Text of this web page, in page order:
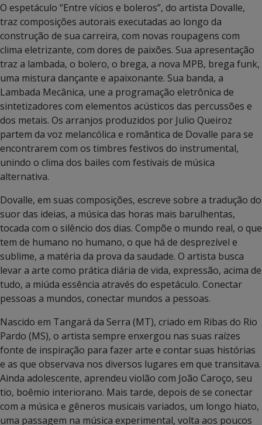
O espetáculo “Entre vícios e boleros”, do artista Dovalle,
traz composições autorais executadas ao longo da
construção de sua carreira, com novas roupagens com
clima eletrizante, com dores de paixões. Sua apresentação
traz a lambada, o bolero, o brega, a nova MPB, brega funk,
uma mistura dançante e apaixonante. Sua banda, a
Lambada Mecânica, une a programação eletrônica de
sintetizadores com elementos acústicos das percussões e
dos metais. Os arranjos produzidos por Julio Queiroz
partem da voz melancólica e romântica de Dovalle para se
encontrarem com os timbres festivos do instrumental,
unindo o clima dos bailes com festivais de música
alternativa.
Dovalle, em suas composições, escreve sobre a tradução do
suor das ideias, a música das horas mais barulhentas,
tocada com o silêncio dos dias. Compõe o mundo real, o que
tem de humano no humano, o que há de desprezível e
sublime, a matéria da prova da saudade. O artista busca
levar a arte como prática diária de vida, expressão, acima de
tudo, a miúda essência através do espetáculo. Conectar
pessoas a mundos, conectar mundos a pessoas.
Nascido em Tangará da Serra (MT), criado em Ribas do Rio
Pardo (MS), o artista sempre enxergou nas suas raízes
fonte de inspiração para fazer arte e contar suas histórias
e as que observava nos diversos lugares em que transitava.
Ainda adolescente, aprendeu violão com João Caroço, seu
tio, boêmio interiorano. Mais tarde, depois de se conectar
com a música e gêneros musicais variados, um longo hiato,
uma passagem na música experimental, volta aos poucos